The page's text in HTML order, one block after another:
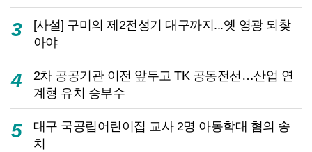
3
[사설] 구미의 제2전성기 대구까지...옛 영광 되찾
아야
4
2차 공공기관 이전 앞두고 TK 공동전선…산업 연
계형 유치 승부수
5
대구 국공립어린이집 교사 2명 아동학대 혐의 송
치